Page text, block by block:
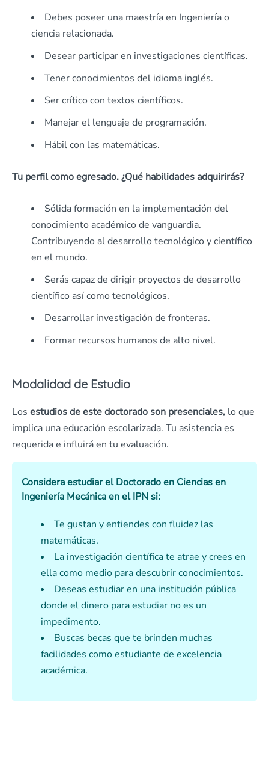
Debes poseer una maestría en Ingeniería o
ciencia relacionada.
Desear participar en investigaciones científicas.
Tener conocimientos del idioma inglés.
Ser crítico con textos científicos.
Manejar el lenguaje de programación.
Hábil con las matemáticas.
Tu perfil como egresado. ¿Qué habilidades adquirirás?
Sólida formación en la implementación del
conocimiento académico de vanguardia.
Contribuyendo al desarrollo tecnológico y científico
en el mundo.
Serás capaz de dirigir proyectos de desarrollo
científico así como tecnológicos.
Desarrollar investigación de fronteras.
Formar recursos humanos de alto nivel.
Modalidad de Estudio
Los estudios de este doctorado son presenciales, lo que
implica una educación escolarizada. Tu asistencia es
requerida e influirá en tu evaluación.
Considera estudiar el Doctorado en Ciencias en
Ingeniería Mecánica en el IPN si:
Te gustan y entiendes con fluidez las
matemáticas.
La investigación científica te atrae y crees en
ella como medio para descubrir conocimientos.
Deseas estudiar en una institución pública
donde el dinero para estudiar no es un
impedimento.
Buscas becas que te brinden muchas
facilidades como estudiante de excelencia
académica.